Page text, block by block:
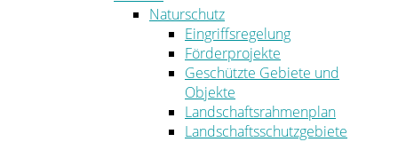
Naturschutz
Eingriffsregelung
Förderprojekte
Geschützte Gebiete und
Objekte
Landschaftsrahmenplan
Landschaftsschutzgebiete